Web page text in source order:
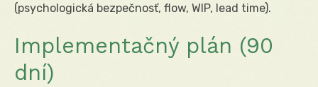
(psychologická bezpečnosť, flow, WIP, lead time).
Implementačný plán (90
dní)